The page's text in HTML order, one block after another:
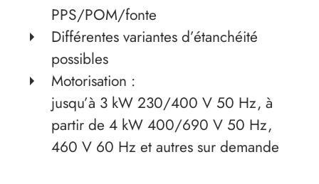
PPS/POM/fonte
Différentes variantes d’étanchéité
possibles
Motorisation :
jusqu’à 3 kW 230/400 V 50 Hz, à
partir de 4 kW 400/690 V 50 Hz,
460 V 60 Hz et autres sur demande